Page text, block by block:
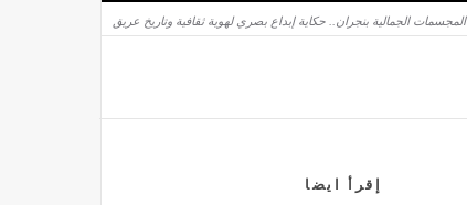
المجسمات الجمالية بنجران.. حكاية إبداع بصري لهوية ثقافية وتاريخ عريق
إقرأ ايضا